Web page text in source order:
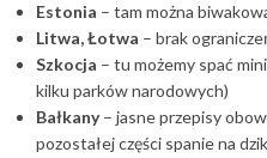
Estonia – tam można
Litwa, Łotwa – brak
Szkocja – tu możemy spać
kilku parków narodowych)
Bałkany– jasne przepisy
pozostałej części spanie na